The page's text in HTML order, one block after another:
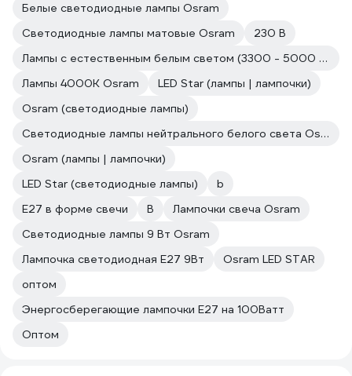
Белые светодиодные лампы Osram
Светодиодные лампы матовые Osram
230 В
Лампы с естественным белым светом (3300 - 5000 к) Osram
Лампы 4000К Osram
LED Star (лампы | лампочки)
Osram (светодиодные лампы)
Светодиодные лампы нейтрального белого света Osram
Osram (лампы | лампочки)
LED Star (светодиодные лампы)
b
E27 в форме свечи
B
Лампочки свеча Osram
Светодиодные лампы 9 Вт Osram
Лампочка светодиодная E27 9Вт
Osram LED STAR
оптом
Энергосберегающие лампочки E27 на 100Ватт
Оптом